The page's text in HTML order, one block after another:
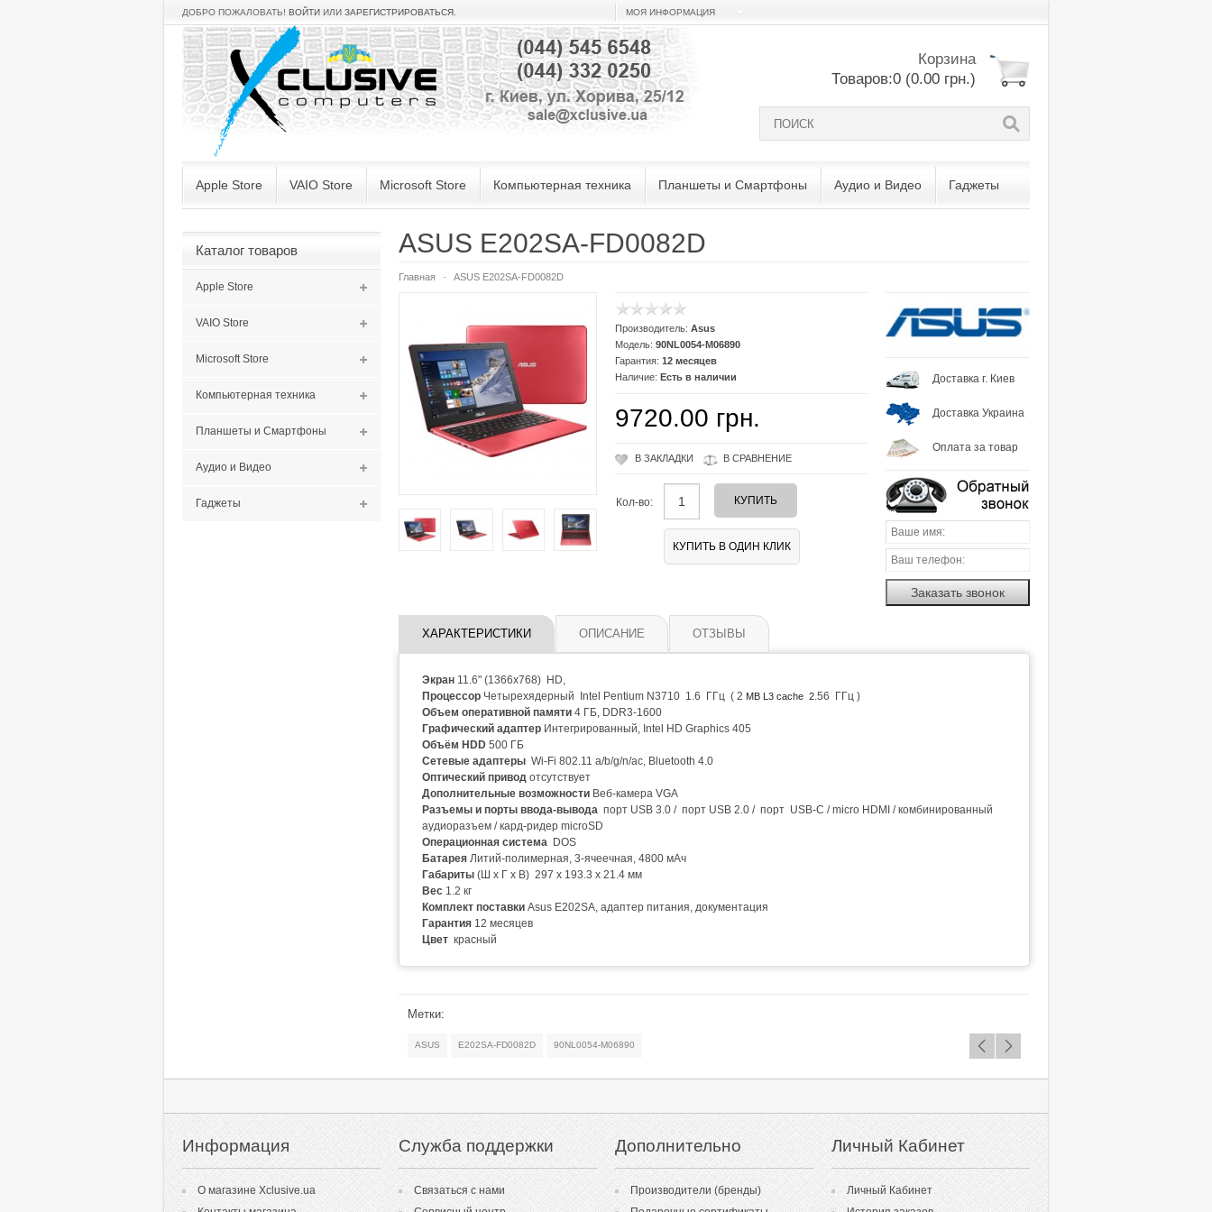
ДОБРО ПОЖАЛОВАТЬ! ВОЙТИ ИЛИ ЗАРЕГИСТРИРОВАТЬСЯ МОЯ ИНФОРМАЦИЯ
Корзина
Товаров:0 (0.00 грн.)
Apple Store VAIO Store Microsoft Store Компьютерная техника Планшеты и Смартфоны Аудио и Видео Гаджеты
Каталог товаров
Apple Store
VAIO Store
Microsoft Store
Компьютерная техника
Планшеты и Смартфоны
Аудио и Видео
Гаджеты
ASUS E202SA-FD0082D
Главная ASUS E202SA-FD0082D
Производитель: Asus
Модель: 90NL0054-M06890
Гарантия: 12 месяцев
Наличие: Есть в наличии
9720.00 грн.
В ЗАКЛАДКИ В СРАВНЕНИЕ
Кол-во:
Доставка г. Киев
Доставка Украина
Оплата за товар
Заказать звонок
ХАРАКТЕРИСТИКИ ОПИСАНИЕ ОТЗЫВЫ
Экран 11.6" (1366x768) HD,
Процессор Четырехядерный Intel Pentium N3710 1.6 ГГц ( 2 MB L3 cache 2.56 ГГц )
Объем оперативной памяти 4 ГБ, DDR3-1600
Графический адаптер Интегрированный, Intel HD Graphics 405
Объём HDD 500 ГБ
Сетевые адаптеры Wi-Fi 802.11 a/b/g/n/ac, Bluetooth 4.0
Оптический привод отсутствует
Дополнительные возможности Веб-камера VGA
Разъемы и порты ввода-вывода порт USB 3.0 / порт USB 2.0 / порт USB-C / micro HDMI / комбинированный
аудиоразъем / кард-ридер microSD
Операционная система DOS
Батарея Литий-полимерная, 3-ячеечная, 4800 мАч
Габариты (Ш х Г х В) 297 x 193.3 x 21.4 мм
Вес 1.2 кг
Комплект поставки Asus E202SA, адаптер питания, документация
Гарантия 12 месяцев
Цвет красный
Метки:
ASUS E202SA-FD0082D 90NL0054-M06890
Информация
О магазине Xclusive.ua
Служба поддержки
Связаться с нами
Дополнительно
Производители (бренды)
Личный Кабинет
Личный Кабинет